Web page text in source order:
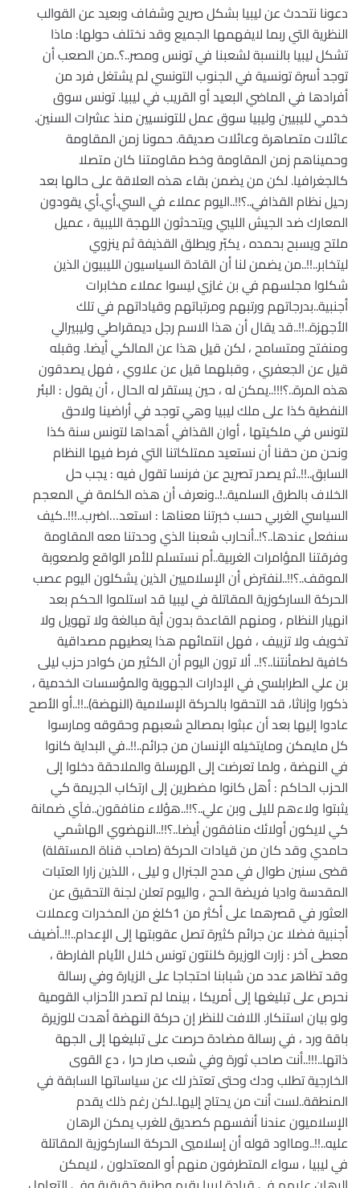
دعونا نتحدث عن ليبيا بشكل صريح وشفاف وبعيد عن القوالب
النظرية التي ربما لايفهمها الجميع وقد نختلف حولها: ماذا
تشكل ليبيا بالنسبة لشعبنا في تونس ومصر..؟..من الصعب أن
توجد أسرة تونسية في الجنوب التونسي لم يشتغل فرد من
أفرادها في الماضي البعيد أو القريب في ليبيا. تونس سوق
خدمي لليبيين وليبيا سوق عمل للتونسيين منذ عشرات السنين.
عائلات متصاهرة وعائلات صديقة. حمونا زمن المقاومة
وحميناهم زمن المقاومة وخط مقاومتنا كان متصلا
كالجغرافيا. لكن من يضمن بقاء هذه العلاقة على حالها بعد
رحيل نظام القذافي..؟!!..اليوم عملاء في السي.أي.أي يقودون
المعارك ضد الجيش الليبي ويتحدثون اللهجة الليبية ، عميل
ملتح ويسبح بحمده ، يكبّر ويطلق القذيفة ثم ينزوي
ليتخابر..!!..من يضمن لنا أن القادة السياسيون الليبيون الذين
شكلوا مجلسهم في بن غازي ليسوا عملاء مخابرات
أجنبية..بدرجاتهم ورتبهم ومرتباتهم وقياداتهم في تلك
الأجهزة..!!..قد يقال أن هذا الاسم رجل ديمقراطي وليبيرالي
ومنفتح ومتسامح ، لكن قيل هذا عن المالكي أيضا. وقبله
قيل عن الجعفري ، وقبلهما قيل عن علاوي ، فهل يصدقون
هذه المرة..؟!!!..يمكن له ، حين يستقر له الحال ، أن يقول : البئر
النفطية كذا على ملك ليبيا وهي توجد في أراضينا ولاحق
لتونس في ملكيتها ، أوان القذافي أهداها لتونس سنة كذا
ونحن من حقنا أن نستعيد ممتلكاتنا التي فرط فيها النظام
السابق..!!..ثم يصدر تصريح عن فرنسا تقول فيه : يجب حل
الخلاف بالطرق السلمية..!..ونعرف أن هذه الكلمة في المعجم
السياسي الغربي حسب خبرتنا معناها : استعد…اضرب..!!!..كيف
سنفعل عندها..؟!..أنحارب شعبنا الذي وحدتنا معه المقاومة
وفرقتنا المؤامرات الغربية..أم نستسلم للأمر الواقع ولصعوبة
الموقف..؟!!..لنفترض أن الإسلاميين الذين يشكلون اليوم عصب
الحركة الساركوزية المقاتلة في ليبيا قد استلموا الحكم بعد
انهيار النظام ، ومنهم القاعدة بدون أية مبالغة ولا تهويل ولا
تخويف ولا تزييف ، فهل انتمائهم هذا يعطيهم مصداقية
كافية لطمأنتنا..؟!.. ألا ترون اليوم أن الكثير من كوادر حزب ليلى
بن علي الطرابلسي في الإدارات الجهوية والمؤسسات الخدمية ،
ذكورا وإناثا، قد التحقوا بالحركة الإسلامية (النهضة)..!!..أو الأصح
عادوا إليها بعد أن عبثوا بمصالح شعبهم وحقوقه ومارسوا
كل مايمكن ومايتخيله الإنسان من جرائم..!!..في البداية كانوا
في النهضة ، ولما تعرضت إلى الهرسلة والملاحقة دخلوا إلى
الحزب الحاكم : أهل كانوا مضطرين إلى ارتكاب الجريمة كي
يثبتوا ولاءهم لليلى وبن علي..؟!!..هؤلاء منافقون..فآي ضمانة
كي لايكون أولائك منافقون أيضا..؟!!..النهضوي الهاشمي
حامدي وقد كان من قيادات الحركة (صاحب قناة المستقلة)
قضى سنين طوال في مدح الجنرال و ليلى ، اللذين زارا العتبات
المقدسة واديا فريضة الحج ، واليوم تعلن لجنة التحقيق عن
العثور في قصرهما على أكثر من 1كلغ من المخدرات وعملات
أجنبية فضلا عن جرائم كثيرة تصل عقوبتها إلى الإعدام..!!..أضيف
معطى آخر : زارت الوزيرة كلنتون تونس خلال الأيام الفارطة ،
وقد تظاهر عدد من شبابنا احتجاجا على الزيارة وفي رسالة
نحرص على تبليغها إلى أمريكا ، بينما لم تصدر الأحزاب القومية
ولو بيان استنكار. اللافت للنظر إن حركة النهضة أهدت للوزيرة
باقة ورد ، في رسالة مضادة حرصت على تبليغها إلى الجهة
ذاتها..!!!..أنت صاحب ثورة وفي شعب صار حرا ، دع القوى
الخارجية تطلب ودك وحتى تعتذر لك عن سياساتها السابقة في
المنطقة..لست أنت من يحتاج إليها..لكن رغم ذلك يقدم
الإسلاميون عندنا أنفسهم كصديق للغرب يمكن الرهان
عليه..!!..ومااود قوله أن إسلاميي الحركة الساركوزية المقاتلة
في ليبيا ، سواء المتطرفون منهم أو المعتدلون ، لايمكن